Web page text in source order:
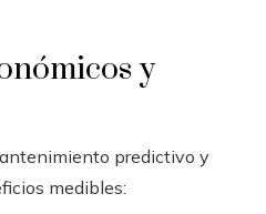
y
predictivo y
medibles: